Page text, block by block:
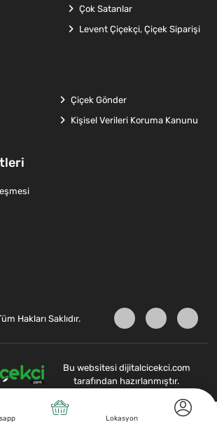
Lokasyon
Çok Satanlar
Levent Çiçekçi, Çiçek Siparişi
Çiçek Gönder
Kişisel Verileri Koruma Kanunu
Hakları Saklıdır.
Bu websitesi dijitalcicekci.com
tarafından hazırlanmıştır.